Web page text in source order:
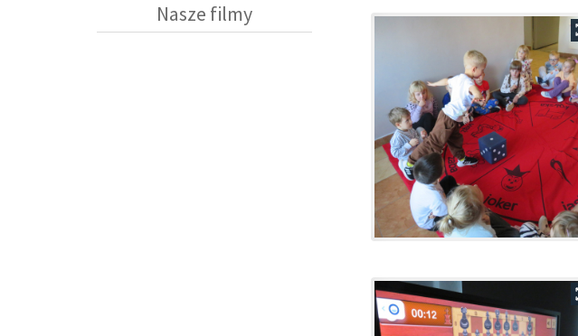
Nasze filmy